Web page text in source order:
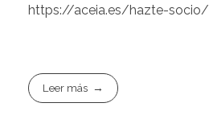
https://aceia.es/hazte-socio/
Leer más